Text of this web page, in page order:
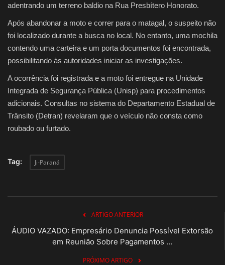
adentrando um terreno baldio na Rua Presbítero Honorato.
Após abandonar a moto e correr para o matagal, o suspeito não
foi localizado durante a busca no local. No entanto, uma mochila
contendo uma carteira e um porta documentos foi encontrada,
possibilitando às autoridades iniciar as investigações.
A ocorrência foi registrada e a moto foi entregue na Unidade
Integrada de Segurança Pública (Unisp) para procedimentos
adicionais. Consultas no sistema do Departamento Estadual de
Trânsito (Detran) revelaram que o veículo não consta como
roubado ou furtado.
Tag: Ji-Paraná
ARTIGO ANTERIOR
ÁUDIO VAZADO: Empresário Denuncia Possível Extorsão
em Reunião Sobre Pagamentos ...
PRÓXIMO ARTIGO